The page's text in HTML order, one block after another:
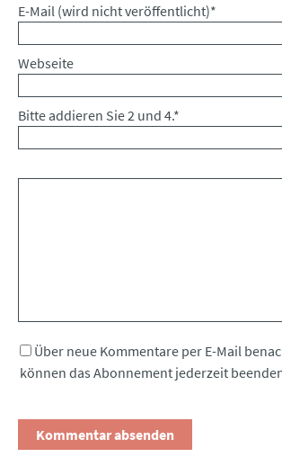
Pflichtfeld
E-Mail (wird nicht veröffentlicht)*
Webseite
Bitte addieren Sie 2 und 4.*
Über neue Kommentare per E-Mail
können das Abonnement jederzeit